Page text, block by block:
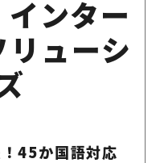
ンター
ューシ
45か国語対応